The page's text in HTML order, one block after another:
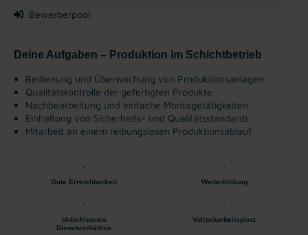
Bewerberpool
Deine Aufgaben – Produktion im Schichtbetrieb
Bedienung und Überwachung von Produktionsanlagen
Qualitätskontrolle der gefertigten Produkte
Nachbearbeitung und einfache Montagetätigkeiten
Einhaltung von Sicherheits- und Qualitätsstandards
Mitarbeit an einem reibungslosen Produktionsablauf
Gute Erreichbarkeit Weiterbildung
Unbefristetes
Dienstverhältnis
Vollzeitarbeitsplatz